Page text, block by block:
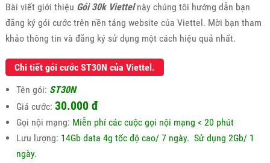
Bài viết giới thiệu Gói 30k Viettelnày chúng tôi hướng dẫn bạn
đăng ký gói cước trên nền tảng website của Viettel. Mời bạn tham
khảo thông tin và đăng ký sử dụng một cách hiệu quả nhất.
Chi tiết gói cước ST30N của Viettel.
Tên gói: ST30N
Giá cước: 30.000 đ
Gọi nội mạng: Miễn phí các cuộc gọi nội mạng < 20 phút
Lưu lượng: 14Gb data 4g tốc độ cao/ 7 ngày. Sử dụng 2Gb/ 1
ngày.